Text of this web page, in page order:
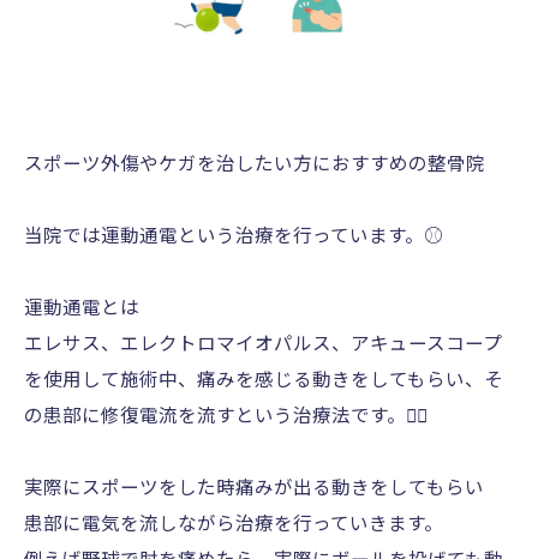
スポーツ外傷やケガを治したい方におすすめの整骨院
当院では運動通電という治療を行っています。⚾️
運動通電とは
エレサス、エレクトロマイオパルス、アキュースコープ
を使用して施術中、痛みを感じる動きをしてもらい、そ
の患部に修復電流を流すという治療法です。💁‍♀️
実際にスポーツをした時痛みが出る動きをしてもらい
患部に電気を流しながら治療を行っていきます。